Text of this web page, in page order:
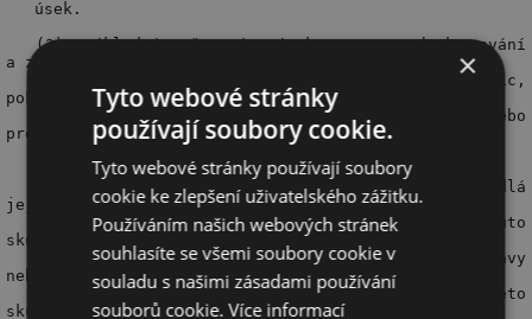
×
Tyto webové stránky
používají soubory cookie.
Tyto webové stránky používají soubory
cookie ke zlepšení uživatelského zážitku.
Používáním našich webových stránek
souhlasíte se všemi soubory cookie v
souladu s našimi zásadami používání
souborů cookie.Více informací